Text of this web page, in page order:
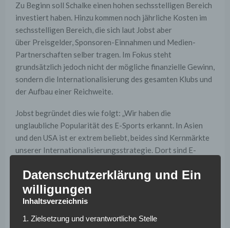
Zu Beginn soll Schalke einen hohen sechsstelligen Bereich
investiert haben. Hinzu kommen noch jährliche Kosten im
sechsstelligen Bereich, die sich laut Jobst aber
über Preisgelder, Sponsoren-Einnahmen und Medien-
Partnerschaften selber tragen. Im Fokus steht
grundsätzlich jedoch nicht der mögliche finanzielle Gewinn,
sondern die Internationalisierung des gesamten Klubs und
der Aufbau einer Reichweite.
Jobst begründet dies wie folgt: „Wir haben die
unglaubliche Popularität des E-Sports erkannt. In Asien
und den USA ist er extrem beliebt, beides sind Kernmärkte
unserer Internationalisierungsstrategie. Dort sind E-
kostenüberschaubarer Weg, Reichweite aufzubauen und
die Marke international zu platzieren.“
Zielgruppe in einer jungen Generation, die man über das
Datenschutzerklärung und Ein
willigungen
Inhaltsverzeichnis
1. Zielsetzung und verantwortliche Stelle